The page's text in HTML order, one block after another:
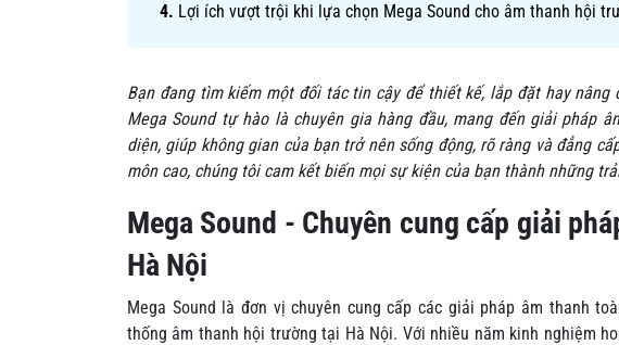
Lợi ích vượt trội khi lựa chọn Mega Sound cho âm thanh hội
Bạn đang tìm kiếm một đối tác tin cậy để thiết kế, lắp đặt hay nâng
Mega Sound tự hào là chuyên gia hàng đầu, mang đến giải pháp
diện, giúp không gian của bạn trở nên sống động, rõ ràng và đẳng
môn cao, chúng tôi cam kết biến mọi sự kiện của bạn thành những
Mega Sound - Chuyên cung cấp giải
Hà Nội
Mega Sound là đơn vị chuyên cung cấp các giải pháp âm thanh
thống âm thanh hội trường tại Hà Nội. Với nhiều năm kinh nghiệm